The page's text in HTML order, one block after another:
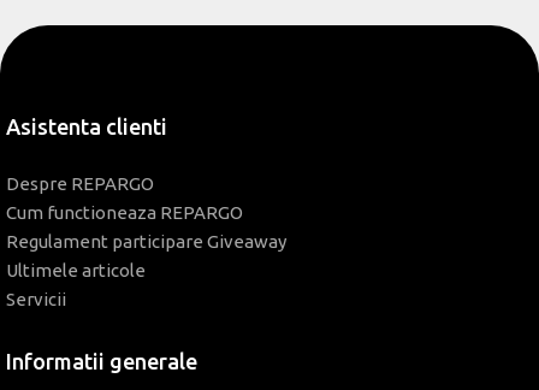
Asistenta clienti
Despre REPARGO
Cum functioneaza REPARGO
Regulament participare Giveaway
Ultimele articole
Servicii
Informatii generale